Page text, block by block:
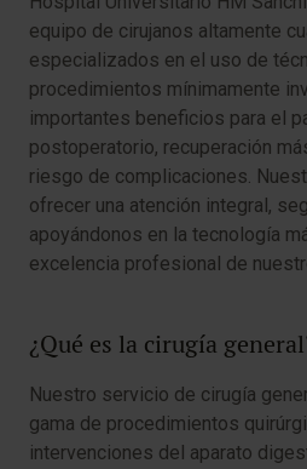
equipo de cirujanos altamente
especializados en el uso de
procedimientos mínimamente
importantes beneficios para el
postoperatorio, recuperación
riesgo de complicaciones.
ofrecer una atención integral,
apoyándonos en la tecnología
excelencia profesional de
¿Qué es la cirugía
Nuestro servicio de cirugía
gama de procedimientos
intervenciones del aparato